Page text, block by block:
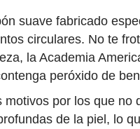
suave fabricado
circulares. No te
la Academia
peróxido de
por los que no
de la piel, lo